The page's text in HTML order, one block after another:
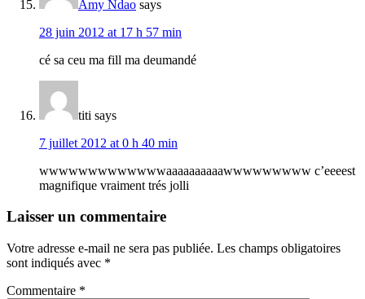
Amy Ndao says
28 juin 2012 at 17 h 57 min
cé sa ceu ma fill ma deumandé
titi says
7 juillet 2012 at 0 h 40 min
wwwwwwwwwwwwwaaaaaaaaaawwwwwwwww c’eeeest
magnifique vraiment trés jolli
Laisser un commentaire
Votre adresse e-mail ne sera pas publiée. Les champs obligatoires
sont indiqués avec *
Commentaire *